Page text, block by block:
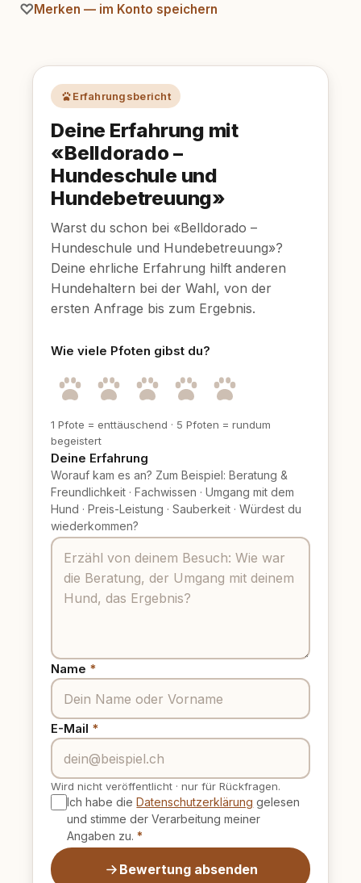
Merken — im Konto speichern
Erfahrungsbericht
Deine Erfahrung mit
«Belldorado –
Hundeschule und
Hundebetreuung»
Warst du schon bei «Belldorado –
Hundeschule und Hundebetreuung»?
Deine ehrliche Erfahrung hilft anderen
Hundehaltern bei der Wahl, von der
ersten Anfrage bis zum Ergebnis.
Wie viele Pfoten gibst du?
1 Pfote = enttäuschend · 5 Pfoten = rundum
begeistert
Deine Erfahrung
Worauf kam es an? Zum Beispiel: Beratung &
Freundlichkeit · Fachwissen · Umgang mit dem
Hund · Preis-Leistung · Sauberkeit · Würdest du
wiederkommen?
Name *
E-Mail *
Wird nicht veröffentlicht · nur für Rückfragen.
Ich habe dieDatenschutzerklärung gelesen
und stimme der Verarbeitung meiner
Angaben zu. *
Bewertung absenden